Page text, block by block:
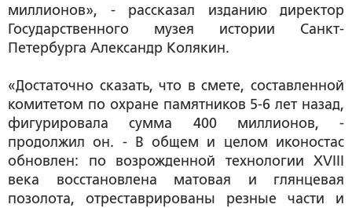
миллионов», - рассказал изданию директор
Государственного музея истории Санкт-
Петербурга Александр Колякин.
«Достаточно сказать, что в смете, составленной
комитетом по охране памятников 5-6 лет назад,
фигурировала сумма 400 миллионов, -
продолжил он. - В общем и целом иконостас
обновлен: по возрожденной технологии ХVIII
века восстановлена матовая и глянцевая
позолота, отреставрированы резные части и